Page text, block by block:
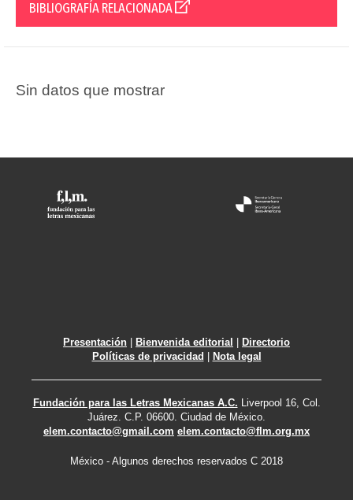
BIBLIOGRAFÍA RELACIONADA
Sin datos que mostrar
Presentación Bienvenida editorial
Directorio
Políticas de privacidad
Nota legal
Fundación para las Letras Mexicanas A.C. Liverpool 16, Col.
Juárez. C.P. 06600. Ciudad de México.
elem.contacto@gmail.com elem.contacto@flm.org.mx
México - Algunos derechos reservados C 2018